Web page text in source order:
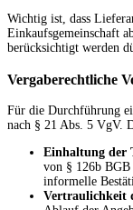
Wichtig ist, dass
Einkaufsgemeinschaft
berücksichtigt werden
Vergaberechtliche
Für die Durchführung
nach § 21 Abs. 5 VgV.
Einhaltung der
von § 126b BGB
informelle
Vertraulichkeit